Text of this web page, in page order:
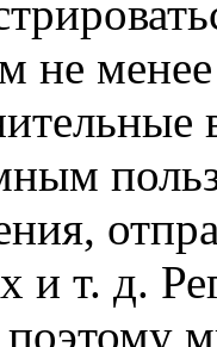
не
и т. д.